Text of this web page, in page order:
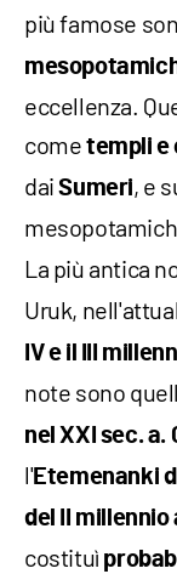
più famose
eccellenza.
come templi e
daiSumeri, e
La più antica
Uruk,
IV e il III
note sono
nel XXI sec. a.
l' Etemenanki
del II millennio
costituì